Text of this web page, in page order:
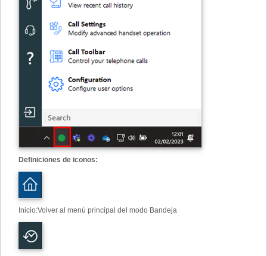
Definiciones de iconos:
Inicio:Volver al menú principal del modo Bandeja